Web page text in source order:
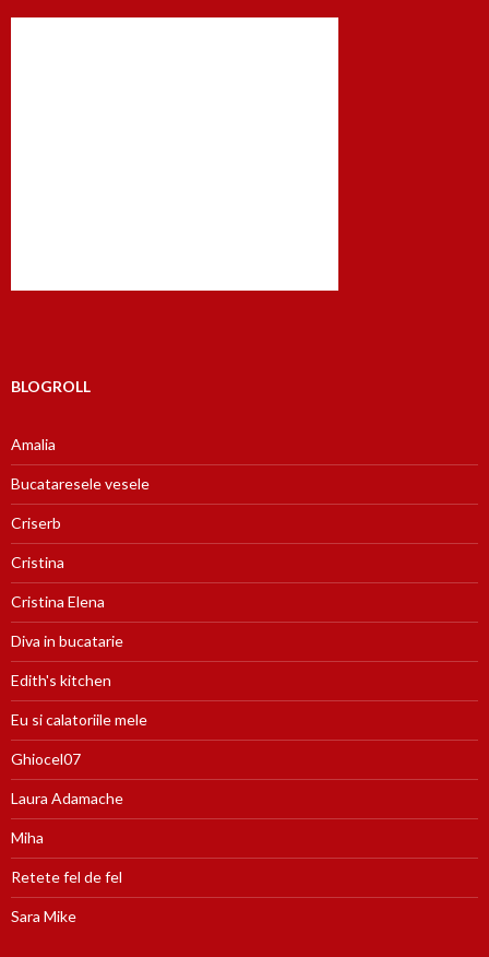
BLOGROLL
Amalia
Bucataresele vesele
Criserb
Cristina
Cristina Elena
Diva in bucatarie
Edith's kitchen
Eu si calatoriile mele
Ghiocel07
Laura Adamache
Miha
Retete fel de fel
Sara Mike